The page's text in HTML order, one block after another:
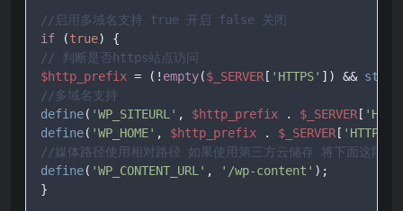
//启用多域名支持 true 开启 false 关闭
if (true
// 判断是否https站点访问
$http_prefix = (! empty($_SERVER [ 'HTTPS' ]) &&
//多域名支持
define( 'WP_SITEURL' , $http_prefix . $_SERVER [
define( 'WP_HOME' , $http_prefix . $_SERVER [
//媒体路径使用相对路径 如果使用第三方云储存 将下面这段附
define( 'WP_CONTENT_URL' , '/wp-content' );
}